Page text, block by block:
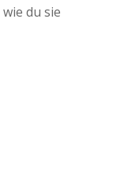
du sie